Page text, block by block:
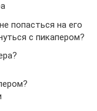
попасться на его
с пикапером?